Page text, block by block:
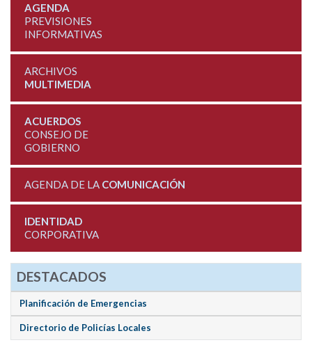
AGENDA
PREVISIONES
INFORMATIVAS
ARCHIVOS
MULTIMEDIA
ACUERDOS
CONSEJO DE
GOBIERNO
AGENDA DE LA COMUNICACIÓN
IDENTIDAD
CORPORATIVA
DESTACADOS
Planificación de Emergencias
Directorio de Policías Locales